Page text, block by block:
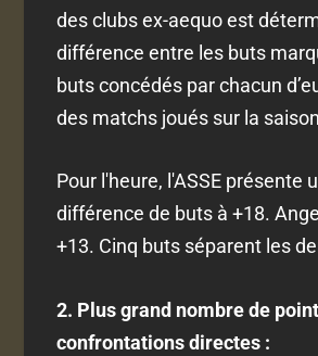
des clubs ex-aequo est
différence entre les buts
buts concédés par chacun
des matchs joués sur la
Pour l'heure, l'ASSE présente
différence de buts à +18.
+13. Cinq buts séparent les
2. Plus grand nombre de
confrontations directes :